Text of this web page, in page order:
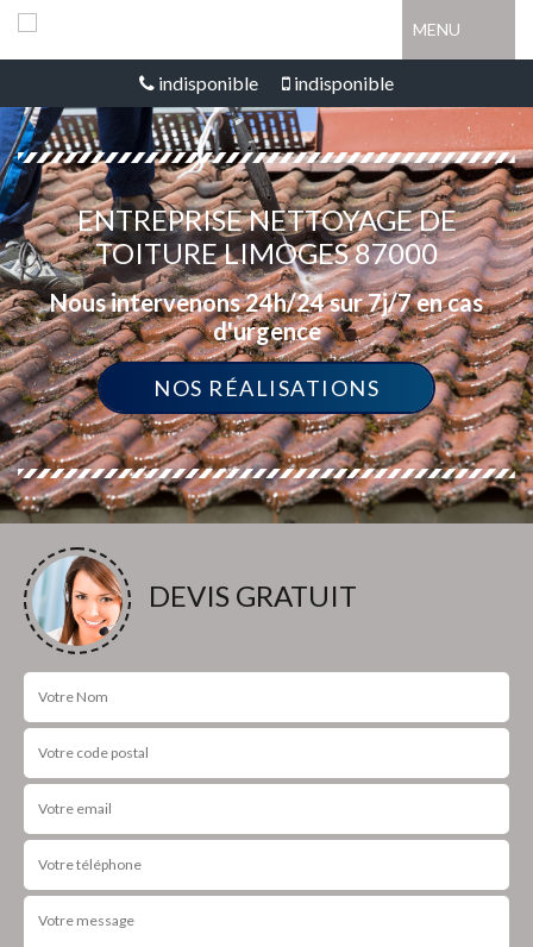
MENU
indisponible indisponible
ENTREPRISE NETTOYAGE DE
TOITURE LIMOGES 87000
Nous intervenons 24h/24 sur 7j/7 en cas
d'urgence
NOS RÉALISATIONS
DEVIS GRATUIT